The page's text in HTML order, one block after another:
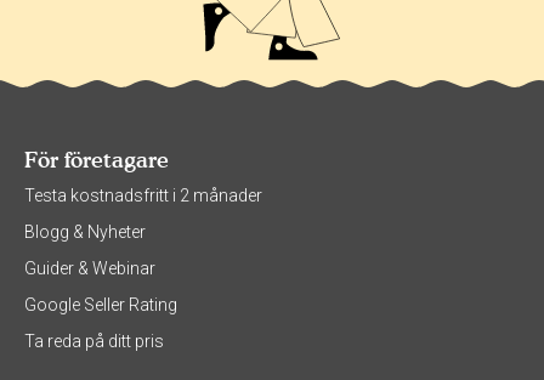
För företagare
Testa kostnadsfritt i 2 månader
Blogg & Nyheter
Guider & Webinar
Google Seller Rating
Ta reda på ditt pris